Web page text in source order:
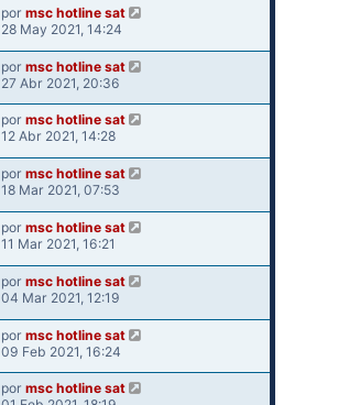
por msc hotline sat
28 May 2021, 14:24
por msc hotline sat
27 Abr 2021, 20:36
por msc hotline sat
12 Abr 2021, 14:28
por msc hotline sat
18 Mar 2021, 07:53
por msc hotline sat
11 Mar 2021, 16:21
por msc hotline sat
04 Mar 2021, 12:19
por msc hotline sat
09 Feb 2021, 16:24
por msc hotline sat